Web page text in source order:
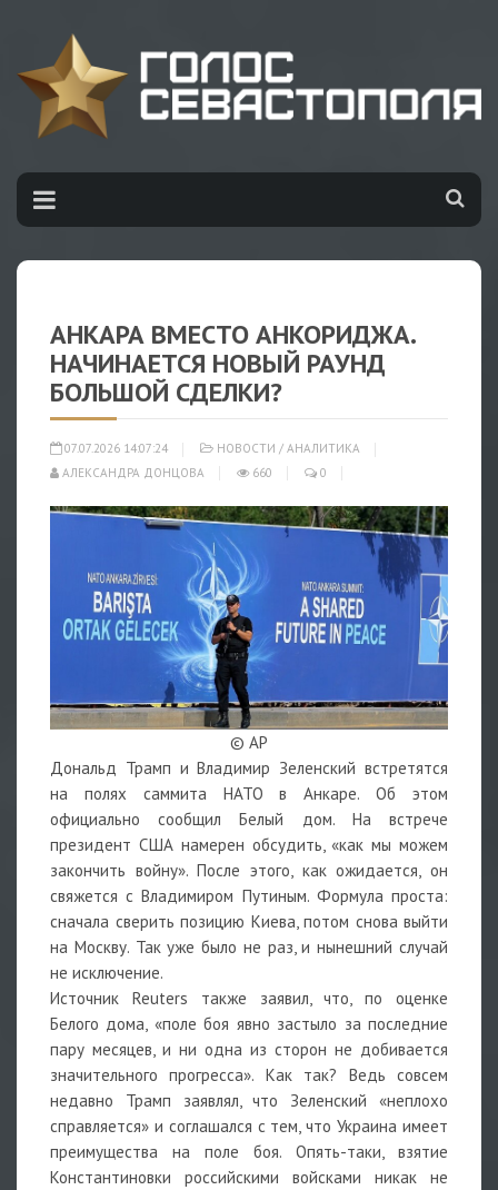
АНКАРА ВМЕСТО АНКОРИДЖА.
НАЧИНАЕТСЯ НОВЫЙ РАУНД
БОЛЬШОЙ СДЕЛКИ?
07.07.2026 14:07:24 НОВОСТИ / АНАЛИТИКА
АЛЕКСАНДРА ДОНЦОВА
660 0
© AP
Дональд Трамп и Владимир Зеленский встретятся
на полях саммита НАТО в Анкаре. Об этом
официально сообщил Белый дом. На встрече
президент США намерен обсудить, «как мы можем
закончить войну». После этого, как ожидается, он
свяжется с Владимиром Путиным. Формула проста:
сначала сверить позицию Киева, потом снова выйти
на Москву. Так уже было не раз, и нынешний случай
не исключение.
Источник Reuters также заявил, что, по оценке
Белого дома, «поле боя явно застыло за последние
пару месяцев, и ни одна из сторон не добивается
значительного прогресса». Как так? Ведь совсем
недавно Трамп заявлял, что Зеленский «неплохо
справляется» и соглашался с тем, что Украина имеет
преимущества на поле боя. Опять-таки, взятие
Константиновки российскими войсками никак не